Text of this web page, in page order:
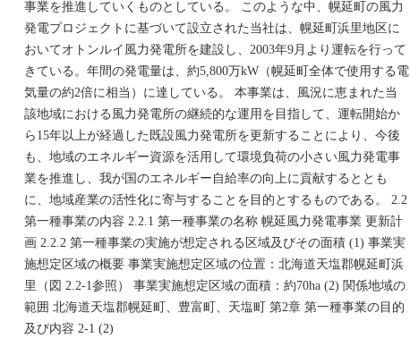
事業を推進していくものとしている。 このような中、幌延町の風力
発電プロジェクトに基づいて設立された当社は、幌延町浜里地区に
おいてオトンルイ風力発電所を建設し、2003年9月より運転を行って
きている。年間の発電量は、約5,800万kW（幌延町全体で使用する電
気量の約2倍に相当）に達している。 本事業は、風況に恵まれた当
該地域における風力発電所の継続的な運用を目指して、運転開始か
ら15年以上が経過した既設風力発電所を更新することにより、今後
も、地域のエネルギー資源を活用して環境負荷の小さい風力発電事
業を推進し、我が国のエネルギー自給率の向上に貢献するととも
に、地域産業の活性化に寄与することを目的とするものである。 2.2
第一種事業の内容 2.2.1 第一種事業の名称 幌延風力発電事業 更新計
画 2.2.2 第一種事業の実施が想定される区域及びその面積 (1) 事業実
施想定区域の概要 事業実施想定区域の位置：北海道天塩郡幌延町浜
里（図 2.2-1参照） 事業実施想定区域の面積：約70ha (2) 関係地域の
範囲 北海道天塩郡幌延町、豊富町、天塩町 第2章 第一種事業の目的
及び内容 2-1 (2)